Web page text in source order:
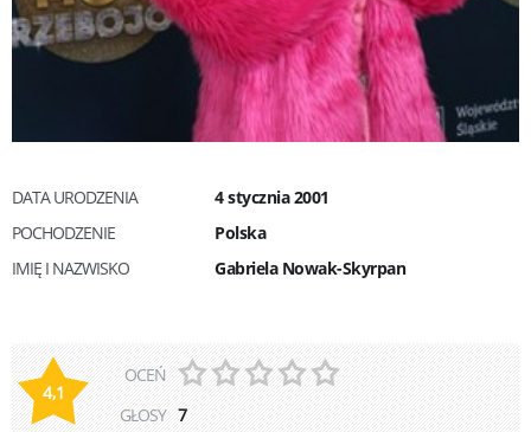
DATA URODZENIA
4 stycznia 2001
POCHODZENIE
Polska
IMIĘ I NAZWISKO
Gabriela Nowak-Skyrpan
4,1
OCEŃ
GŁOSY 7